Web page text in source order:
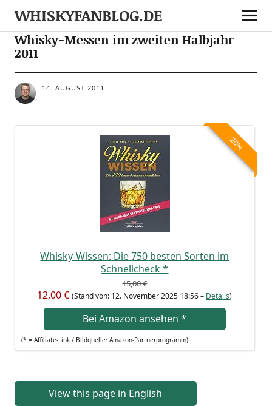
WHISKYFANBLOG.DE
EVENTS
Whisky-Messen im zweiten Halbjahr
2011
14. AUGUST 2011
20%
Whis­ky-Wis­sen: Die 750 bes­ten Sor­ten im
Schnell­ch­eck*
15,00 €
12,00 € (Stand von: 12. Novem­ber 2025 18:56 – Details)
Bei Ama­zon anse­hen*
(* = Affi­lia­te-Link / Bild­quel­le: Amazon-Partnerprogramm)
View this page in English